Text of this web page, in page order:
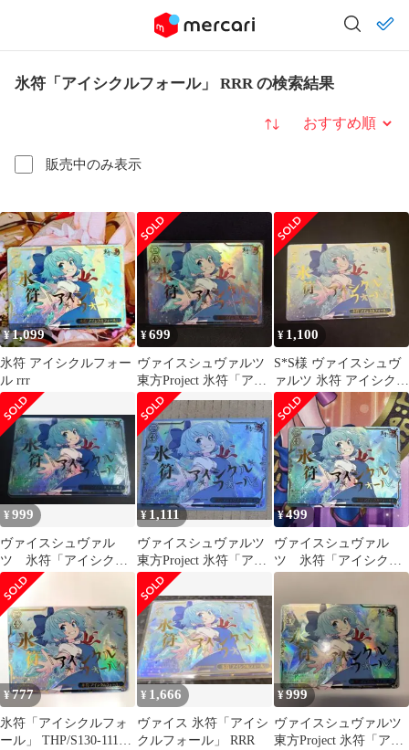
氷符「アイシクルフォール」 RRR の検索結果
販売中のみ表示
並び替え
¥1,099
氷符 アイシクルフォー
ル rrr
¥699
ヴァイスシュヴァルツ
東方Project 氷符「アイ
シクルフォール」RRR
¥ 1,100
S*S様 ヴァイスシュヴ
ァルツ 氷符 アイシクル
フォール 東方Project
¥999
ヴァイスシュヴァル
ツ 氷符「アイシクル
フォール」 RRR 東
方Project
¥1,111
ヴァイスシュヴァルツ
東方Project 氷符「アイ
シクルフォール」 RRR
¥499
ヴァイスシュヴァル
ツ 氷符「アイシクル
フォール」 RRR チル
¥ 777
氷符「アイシクルフォ
ール」 THP/S130-111R
¥ 1,666
ヴァイス 氷符「アイシ
クルフォール」 RRR
¥999
ヴァイスシュヴァルツ
東方Project 氷符「アイ